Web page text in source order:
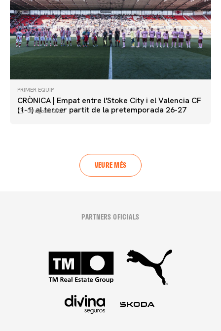
PRIMER EQUIP
CRÒNICA | Empat entre l'Stoke City i el Valencia CF
(1-1) al tercer partit de la pretemporada 26-27
01 agosto 2026
PRIMER EQUIP
Preparats per al #StokeCityValencia
VEURE MÉS
PARTNERS OFICIALS